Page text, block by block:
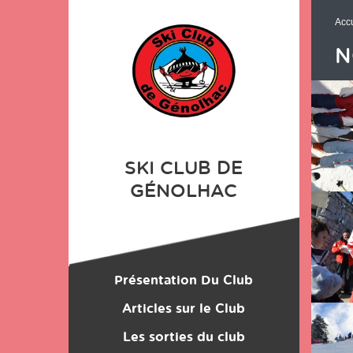
SKI CLUB DE
GÉNOLHAC
Présentation Du Club
Location du Matériel
Les Monos
Articles sur le Club
Les sorties du club